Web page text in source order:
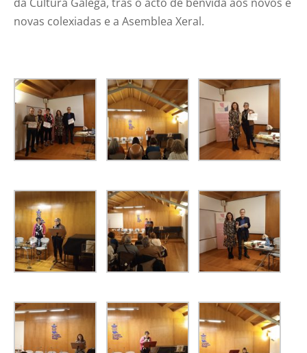
novas colexiadas e a Asemblea Xeral.